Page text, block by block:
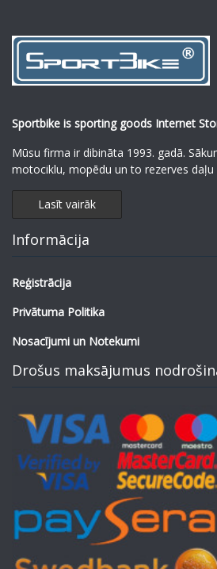
Sportbike is sporting goods Internet
Mūsu firma ir dibināta 1993. gadā.
motociklu, mopēdu un to rezerves daļu
Lasīt vairāk
Informācija
Reģistrācija
Privātuma Politika
Nosacījumi un Notekumi
Drošus maksājumus